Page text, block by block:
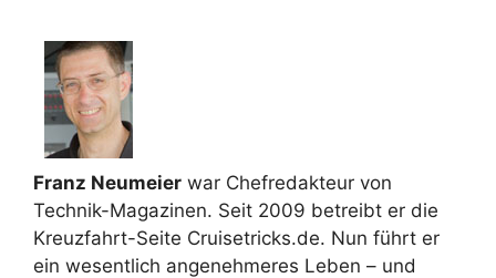
Franz Neumeier war Chefredakteur von
Technik-Magazinen. Seit 2009 betreibt er die
Kreuzfahrt-Seite Cruisetricks.de. Nun führt er
ein wesentlich angenehmeres Leben – und